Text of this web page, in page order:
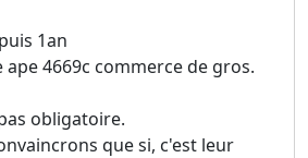
1an
ape 4669c commerce de gros.
obligatoire.
que si, c'est leur